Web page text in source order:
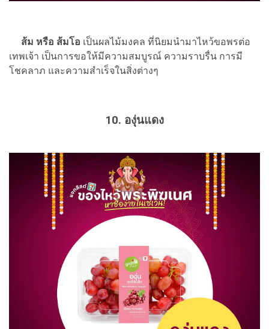
ส้ม หรือ ส้มโอ เป็นผลไม้มงคล ที่นิยมนำมาไหว้ขอพรต่อ
เทพเจ้า เป็นการขอให้มีความสมบูรณ์ ความราบรื่น การมี
โชคลาภ และความสำเร็จในสิ่งต่างๆ
10. องุ่นแดง